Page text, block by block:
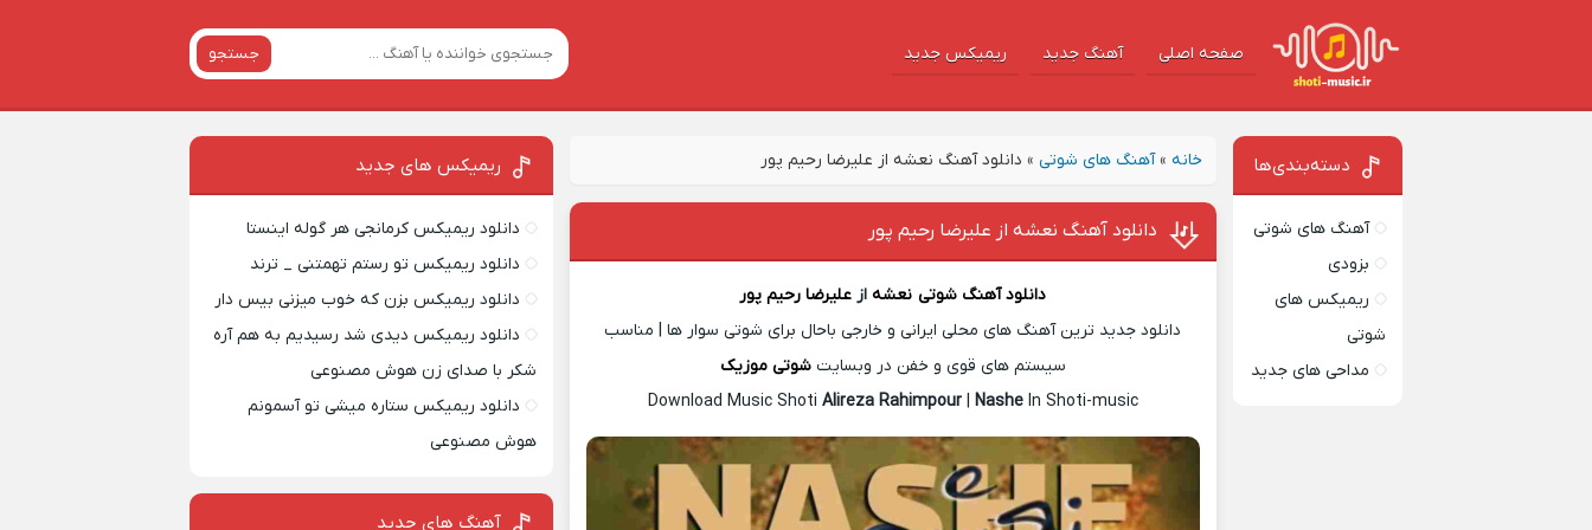
صفحه اصلی آهنگ‌ جدید ریمیکس جدید جستجو
خانه »آهنگ های شوتی » دانلود آهنگ نعشه از علیرضا رحیم پور
دانلود آهنگ نعشه از علیرضا رحیم پور
دانلود آهنگ شوتی نعشهاز علیرضا رحیم پور
دانلود جدید ترین آهنگ های محلی ایرانی و خارجی باحال برای شوتی سوار ها | مناسب
سیستم های قوی و خفن در وبسایتشوتی موزیک
Download Music Shoti Alireza Rahimpour| NasheIn Shoti-music
دسته‌بندی‌ها
آهنگ های شوتی
بزودی
ریمیکس های
شوتی
مداحی های جدید
ریمیکس‌ های جدید
دانلود ریمیکس کرمانجی هر گوله اینستا
دانلود ریمیکس تو رستم تهمتنی _ ترند
دانلود ریمیکس بزن که خوب میزنی بیس دار
دانلود ریمیکس دیدی شد رسیدیم به هم آره
شکر با صدای زن هوش مصنوعی
دانلود ریمیکس ستاره میشی تو آسمونم
هوش مصنوعی
آهنگ های جدید